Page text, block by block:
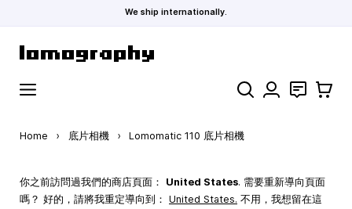
We ship internationally.
Search 聯絡 購物車
Home › 底片相機 › Lomomatic 110 底片相機
你之前訪問過我們的商店頁面： United States. 需要重新導向頁面
嗎？ 好的，請將我重定導向到： United States. 不用，我想留在這